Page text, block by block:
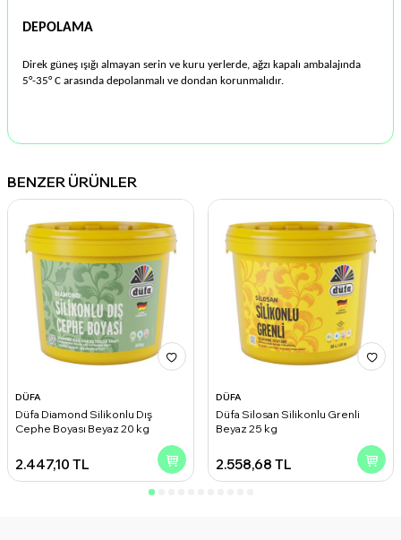
DEPOLAMA
Direk güneş ışığı almayan serin ve kuru yerlerde, ağzı kapalı ambalajında
5°-35° C arasında depolanmalı ve dondan korunmalıdır.
BENZER ÜRÜNLER
DÜFA
Düfa Diamond Silikonlu Dış
Cephe Boyası Beyaz 20 kg
2.447,10 TL
DÜFA
Düfa Silosan Silikonlu Grenli
Beyaz 25 kg
2.558,68 TL